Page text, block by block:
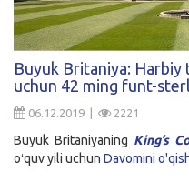
Qidirish
Kirish
Buyuk Britaniya:
uchun 42 ming funt-
06.12.2019 | 2221
Buyuk Britaniyaning King’s
oʻquv yili uchun Davomini